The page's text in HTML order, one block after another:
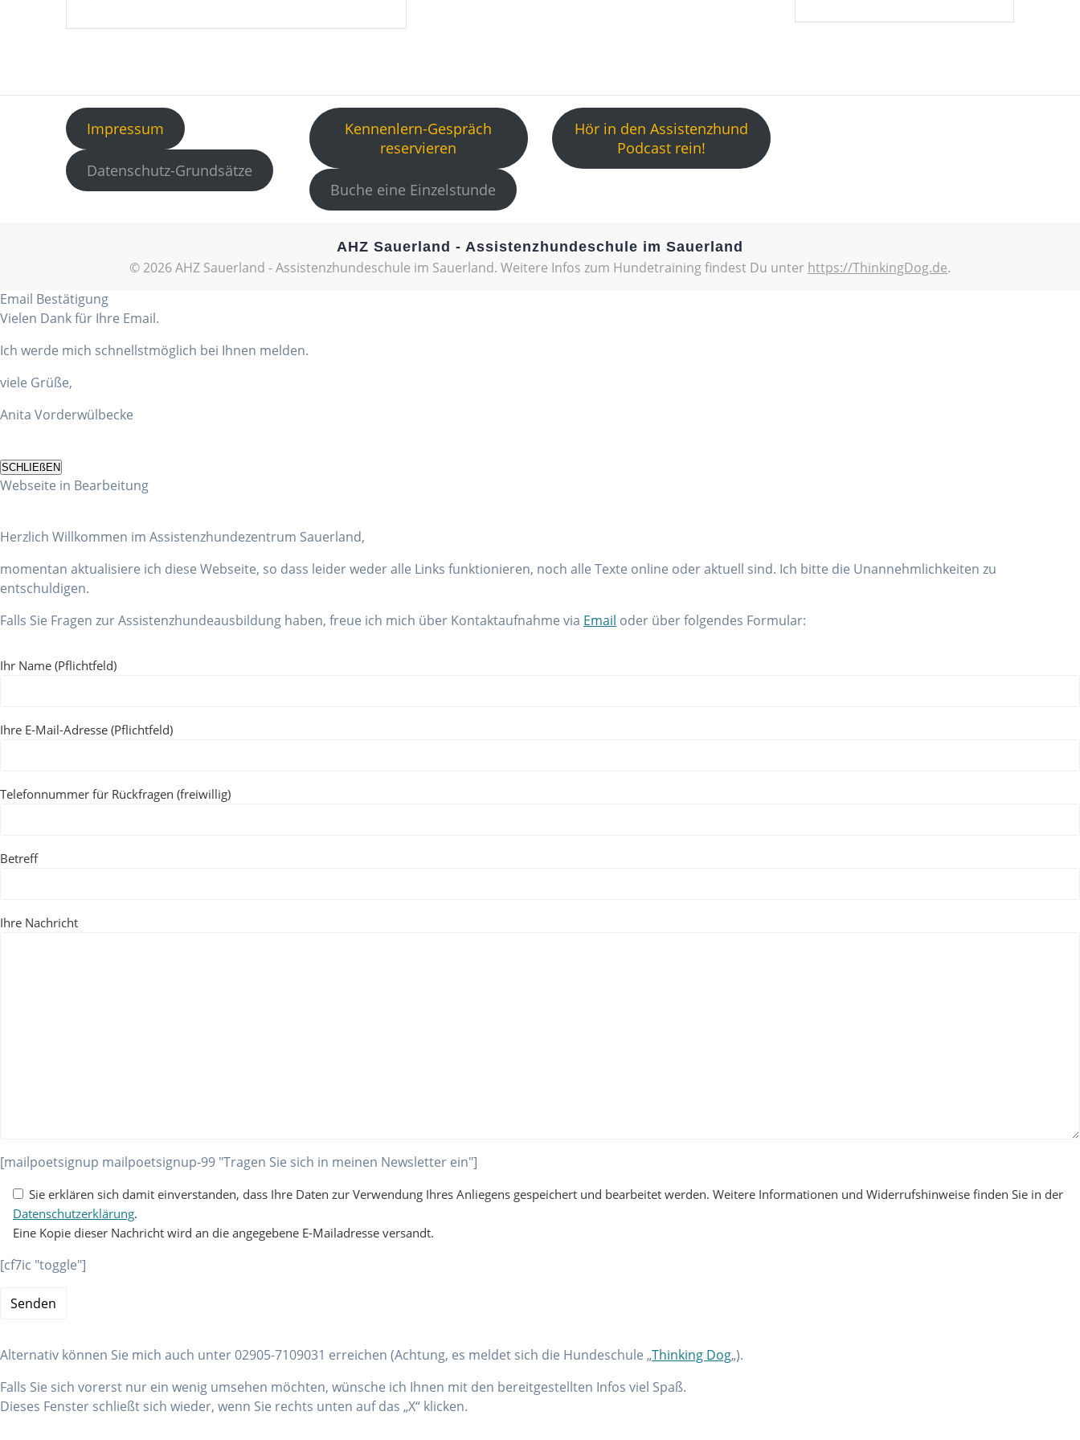
Impressum
Datenschutz-Grundsätze
Kennenlern-Gespräch
reservieren
Buche eine Einzelstunde
Hör in den Assistenzhund
Podcast rein!
AHZ Sauerland - Assistenzhundeschule im Sauerland
© 2026 AHZ Sauerland - Assistenzhundeschule im Sauerland. Weitere Infos zum Hundetraining findest Du unter https://ThinkingDog.de.
Email Bestätigung
Vielen Dank für Ihre Email.
Ich werde mich schnellstmöglich bei Ihnen melden.
viele Grüße,
Anita Vorderwülbecke
SCHLIEßEN
Webseite in Bearbeitung
Herzlich Willkommen im Assistenzhundezentrum Sauerland,
momentan aktualisiere ich diese Webseite, so dass leider weder alle Links funktionieren, noch alle Texte online oder aktuell sind. Ich bitte die Unannehmlichkeiten zu
entschuldigen.
Falls Sie Fragen zur Assistenzhundeausbildung haben, freue ich mich über Kontaktaufnahme via Email oder über folgendes Formular:
Bitte lasse dieses Feld leer.
Ihr Name (Pflichtfeld)
Ihre E-Mail-Adresse (Pflichtfeld)
Telefonnummer für Rückfragen (freiwillig)
Betreff
Ihre Nachricht
[mailpoetsignup mailpoetsignup-99 "Tragen Sie sich in meinen Newsletter ein"]
Sie erklären sich damit einverstanden, dass Ihre Daten zur Verwendung Ihres Anliegens gespeichert und bearbeitet werden. Weitere Informationen und Widerrufshinweise finden Sie in der
Datenschutzerklärung.
Eine Kopie dieser Nachricht wird an die angegebene E-Mailadresse versandt.
[cf7ic "toggle"]
Alternativ können Sie mich auch unter 02905-7109031 erreichen (Achtung, es meldet sich die Hundeschule „Thinking Dog„).
Falls Sie sich vorerst nur ein wenig umsehen möchten, wünsche ich Ihnen mit den bereitgestellten Infos viel Spaß.
Dieses Fenster schließt sich wieder, wenn Sie rechts unten auf das „X“ klicken.